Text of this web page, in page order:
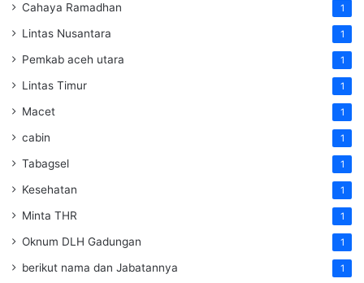
Cahaya Ramadhan 1
Lintas Nusantara 1
Pemkab aceh utara 1
Lintas Timur 1
Macet 1
cabin 1
Tabagsel 1
Kesehatan 1
Minta THR 1
Oknum DLH Gadungan 1
berikut nama dan Jabatannya 1